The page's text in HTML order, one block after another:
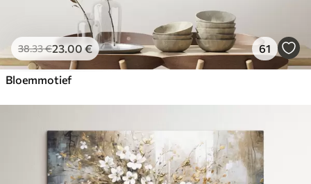
38.33€23.00 € 61
Bloemmotief